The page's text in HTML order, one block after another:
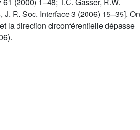
(2000) 1–48; T.C. Gasser, R.W.
R. Soc. Interface 3 (2006) 15–35]. On
la direction circonférentielle dépasse